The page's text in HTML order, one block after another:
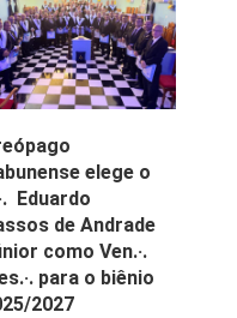
elege o
Eduardo
de Andrade
como Ven.·.
para o biênio
2027